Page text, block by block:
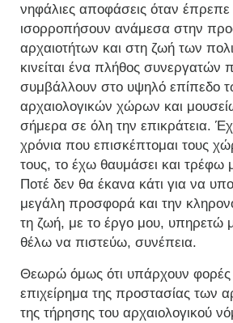
νηφάλιες αποφάσεις όταν
ισορροπήσουν ανάμεσα στην
αρχαιοτήτων και στη ζωή των
κινείται ένα πλήθος συνεργατών
συμβάλλουν στο υψηλό επίπεδο
αρχαιολογικών χώρων και
σήμερα σε όλη την επικράτεια.
χρόνια που επισκέπτομαι τους
τους, το έχω θαυμάσει και
Ποτέ δεν θα έκανα κάτι για να
μεγάλη προσφορά και την
τη ζωή, με το έργο μου, υπηρετώ
θέλω να πιστεύω, συνέπεια.
Θεωρώ όμως ότι υπάρχουν φορές
επιχείρημα της προστασίας των
της τήρησης του αρχαιολογικού